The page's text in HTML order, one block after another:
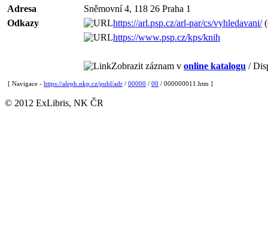
Adresa
Sněmovní 4, 118 26 Praha 1
Odkazy
https://arl.psp.cz/arl-par/cs/vyhledavani/
https://www.psp.cz/kps/knih
Zobrazit záznam v online katalogu /
[ Navigace - https://aleph.nkp.cz/publ/adr / 00000 / 00 / 000000011.htm ]
© 2012 ExLibris, NK ČR